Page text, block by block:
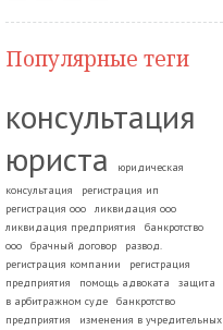
Популярные теги
консультация
юриста
юридическая
консультация
регистрация ип
регистрация ооо
ликвидация ооо
ликвидация предприятия
банкротство
ооо
брачный договор
развод.
регистрация компании
регистрация
предприятия
помощь адвоката
защита
в арбитражном суде
банкротство
предприятия
изменения в учредительных